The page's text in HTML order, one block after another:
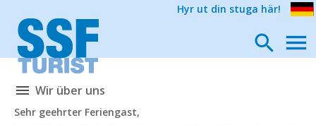
Hyr ut din stuga här!
Wir über uns
Sehr geehrter Feriengast,